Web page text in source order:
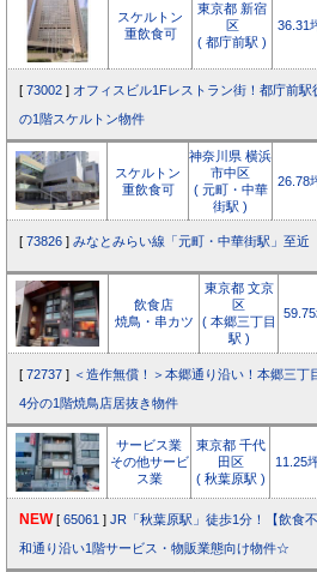
スケルトン
重飲食可
東京都 新宿
区
( 都庁前駅 )
36.31
[ 73002 ] オフィスビル1Fレストラン街！都庁前駅
の1階スケルトン物件
スケルトン
重飲食可
神奈川県 横浜
市中区
( 元町・中華
街駅 )
26.78
[ 73826 ] みなとみらい線「元町・中華街駅」至近
飲食店
焼鳥・串カツ
東京都 文京
区
( 本郷三丁目
駅 )
[ 72737 ] ＜造作無償！＞本郷通り沿い！本郷三丁
4分の1階焼鳥店居抜き物件
サービス業
その他サービ
ス業
東京都 千代
田区
( 秋葉原駅 )
11.25
NEW [ 65061 ] JR「秋葉原駅」徒歩1分！【飲食
和通り沿い1階サービス・物販業態向け物件☆